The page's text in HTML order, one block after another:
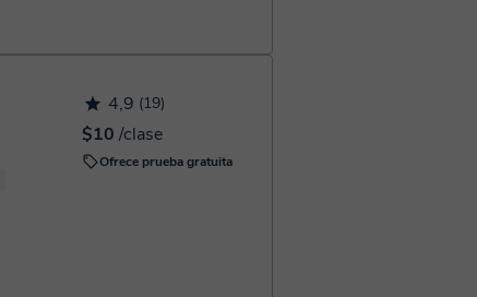
4,9 (19)
$10 /clase
Ofrece prueba gratuita